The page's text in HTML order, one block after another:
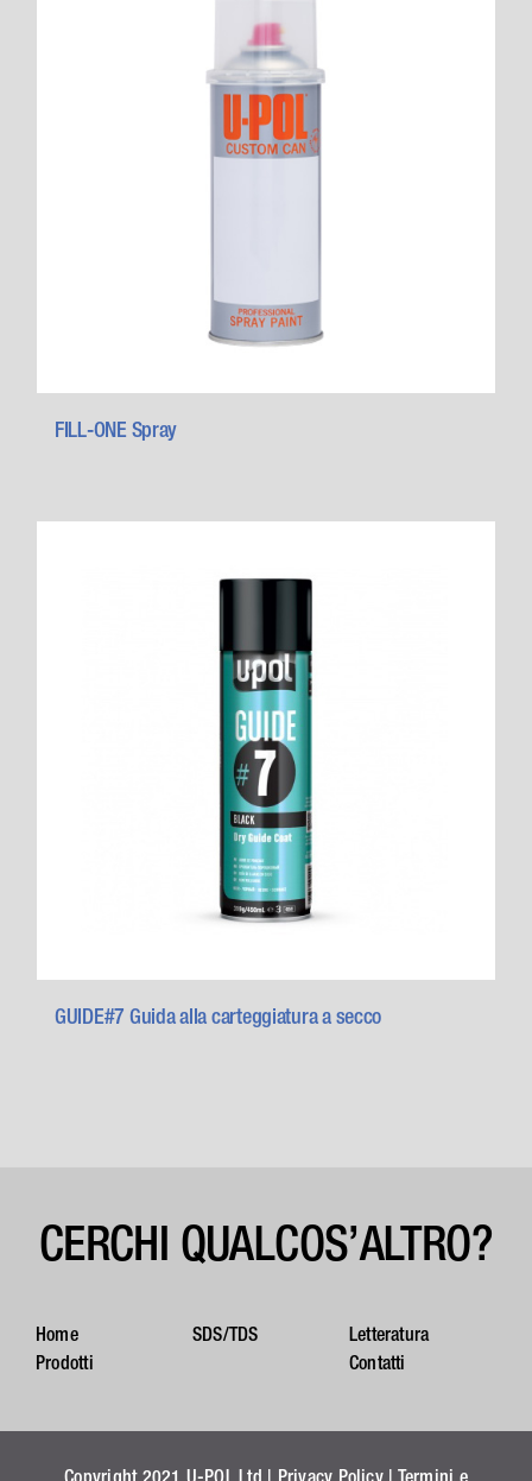
FILL-ONE Spray
GUIDE#7 Guida alla carteggiatura a secco
CERCHI QUALCOS’ALTRO?
Home
Prodotti
SDS/TDS
Letteratura
Contatti